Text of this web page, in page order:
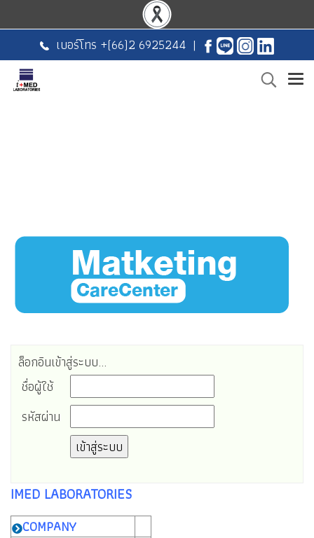
เบอร์โทร +(66)2 6925244 |
ล็อกอินเข้าสู่ระบบ...
ชื่อผู้ใช้
รหัสผ่าน
IMED LABORATORIES
COMPANY